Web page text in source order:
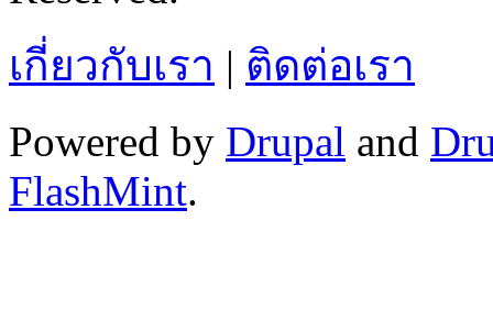
เกี่ยวกับเรา | ติดต่อเรา
Powered by Drupal and
FlashMint.